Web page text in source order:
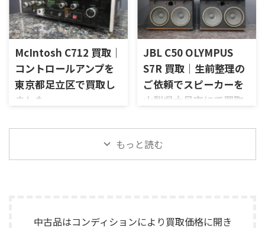
確認しながら査定いたしまし
た。 RSS by Roland S-0816
は、S-1608 Stag ...
たしました。 NC10-MOP-WN
は、公式情報ではNC10_MOP
系やNC10_MAOP系としても表
記が見られるモデルです。検 ...
いMcIntoshのステレオパワー
アンプ「MC252」を出張買取さ
せていただきました。今回の
お品物は、ご家族様より「大
切に使われていたオーディオ機
器なので、価値を分かるところ
に見てほしい」とご相談いた
だいたものです。 McIntosh
MC252は、250W×2chの出力
ンプで、同社らしいブルーのパ
ワーメーター、ガラスフロント
ただきました。今回のお品物
は、AU-D907をベースに各部の
高品位化が図られたLimitedモ
デルで、左右チャンネルの音出
し状態、入力切替、ボリュー
ム、トーンコントロール、フォ
ノ入力、スピーカー出力、Pre
Out、Main Amp入力、外観コ
品：SANSUI AU-D907 LIMITED
メーカー：SANSUI / 山水 / ...
McIntosh C712 買取｜
コントロールアンプを
東京都足立区で買取し
ました
コントロールアンプ「C712」
を出張買取させていただきま
右チャンネルの音出し、入力
JBL C50 OLYMPUS
S7R 買取｜生前整理の
ご依頼でスピーカーを
山梨県大月市にて買取
いJBLの大型スピーカー「C50
OLYMPUS S7R」を出張買取さ
いとのご相談をいただいたも
もっと読む
中古品はコンディションにより買取価格に開き